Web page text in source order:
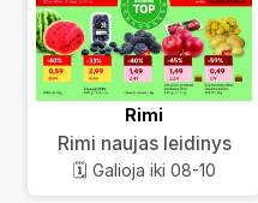
Rimi
Rimi naujas leidinys
🗓️ Galioja iki 08-10